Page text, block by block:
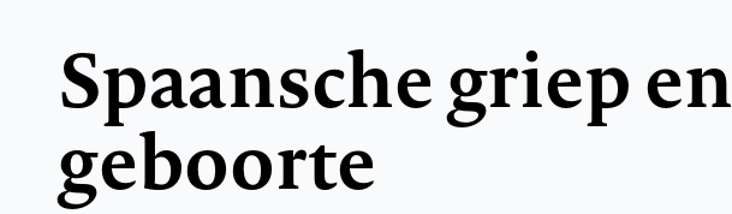
Spaansche griep en
geboorte